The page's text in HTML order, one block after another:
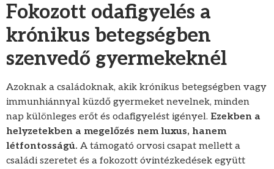
Fokozott odafigyelés a
krónikus betegségben
szenvedő gyermekeknél
Azoknak a családoknak, akik krónikus betegségben vagy
immunhiánnyal küzdő gyermeket nevelnek, minden
nap különleges erőt és odafigyelést igényel. Ezekben a
helyzetekben a megelőzés nem luxus, hanem
létfontosságú. A támogató orvosi csapat mellett a
családi szeretet és a fokozott óvintézkedések együtt